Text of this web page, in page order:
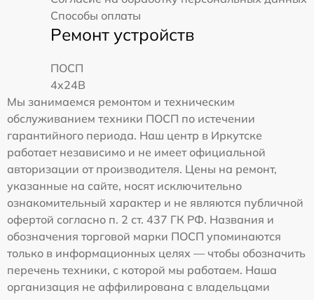
Способы оплаты
Ремонт устройств
ПОСП
4x24B
Мы занимаемся ремонтом и техническим
обслуживанием техники ПОСП по истечении
гарантийного периода. Наш центр в Иркутске
работает независимо и не имеет официальной
авторизации от производителя. Цены на ремонт,
указанные на сайте, носят исключительно
ознакомительный характер и не являются публичной
офертой согласно п. 2 ст. 437 ГК РФ. Названия и
обозначения торговой марки ПОСП упоминаются
только в информационных целях — чтобы обозначить
перечень техники, с которой мы работаем. Наша
организация не аффилирована с владельцами